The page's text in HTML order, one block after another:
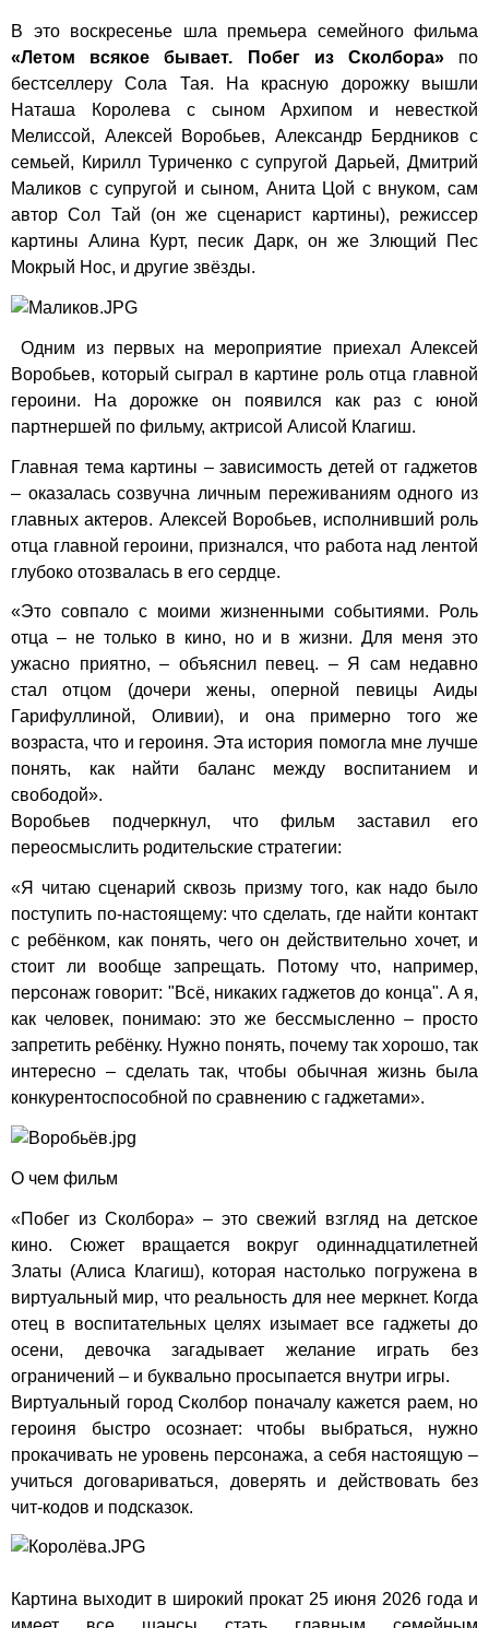
В это воскресенье шла премьера семейного фильма
«Летом всякое бывает. Побег из Сколбора»по
бестселлеру Сола Тая. На красную дорожку вышли
Наташа Королева с сыном Архипом и невесткой
Мелиссой, Алексей Воробьев, Александр Бердников с
семьей, Кирилл Туриченко с супругой Дарьей, Дмитрий
Маликов с супругой и сыном, Анита Цой с внуком, сам
автор Сол Тай (он же сценарист картины), режиссер
картины Алина Курт, песик Дарк, он же Злющий Пес
Мокрый Нос, и другие звёзды.
Одним из первых на мероприятие приехал Алексей
Воробьев, который сыграл в картине роль отца главной
героини. На дорожке он появился как раз с юной
партнершей по фильму, актрисой Алисой Клагиш.
Главная тема картины – зависимость детей от гаджетов
– оказалась созвучна личным переживаниям одного из
главных актеров. Алексей Воробьев, исполнивший роль
отца главной героини, признался, что работа над лентой
глубоко отозвалась в его сердце.
«Это совпало с моими жизненными событиями. Роль
отца – не только в кино, но и в жизни. Для меня это
ужасно приятно, – объяснил певец. – Я сам недавно
стал отцом (дочери жены, оперной певицы Аиды
Гарифуллиной, Оливии), и она примерно того же
возраста, что и героиня. Эта история помогла мне лучше
понять, как найти баланс между воспитанием и
свободой».
Воробьев подчеркнул, что фильм заставил его
переосмыслить родительские стратегии:
«Я читаю сценарий сквозь призму того, как надо было
поступить по-настоящему: что сделать, где найти контакт
с ребёнком, как понять, чего он действительно хочет, и
стоит ли вообще запрещать. Потому что, например,
персонаж говорит: "Всё, никаких гаджетов до конца". А я,
как человек, понимаю: это же бессмысленно – просто
запретить ребёнку. Нужно понять, почему так хорошо, так
интересно – сделать так, чтобы обычная жизнь была
конкурентоспособной по сравнению с гаджетами».
О чем фильм
«Побег из Сколбора» – это свежий взгляд на детское
кино. Сюжет вращается вокруг одиннадцатилетней
Златы (Алиса Клагиш), которая настолько погружена в
виртуальный мир, что реальность для нее меркнет. Когда
отец в воспитательных целях изымает все гаджеты до
осени, девочка загадывает желание играть без
ограничений – и буквально просыпается внутри игры.
Виртуальный город Сколбор поначалу кажется раем, но
героиня быстро осознает: чтобы выбраться, нужно
прокачивать не уровень персонажа, а себя настоящую –
учиться договариваться, доверять и действовать без
чит-кодов и подсказок.
Картина выходит в широкий прокат 25 июня 2026 года и